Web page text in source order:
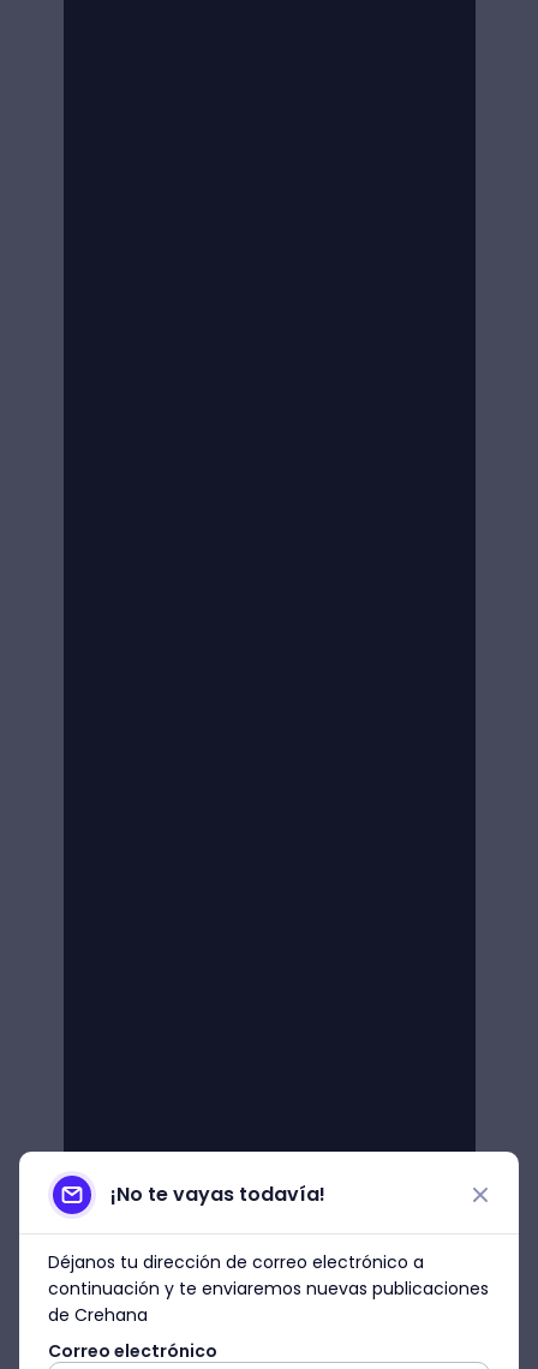
¡No te vayas todavía!
Déjanos tu dirección de correo electrónico a
continuación y te enviaremos nuevas publicaciones
de Crehana
Correo electrónico